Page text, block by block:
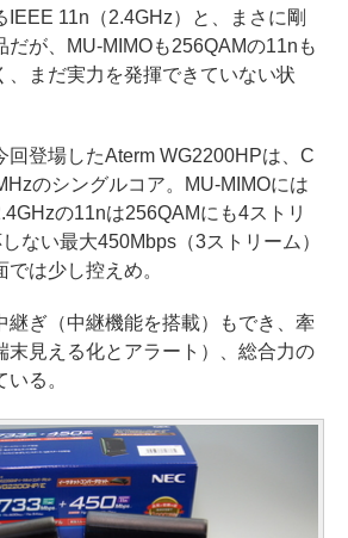
IEEE 11n（2.4GHz）と、まさに剛
だが、MU-MIMOも256QAMの11nも
、まだ実力を発揮できていない状
登場したAterm WG2200HPは、C
のシングルコア。MU-MIMOには
の11nは256QAMにも4ストリ
ない最大450Mbps（3ストリーム）
は少し控えめ。
ぎ（中継機能を搭載）もでき、牽
末見える化とアラート）、総合力の
る。